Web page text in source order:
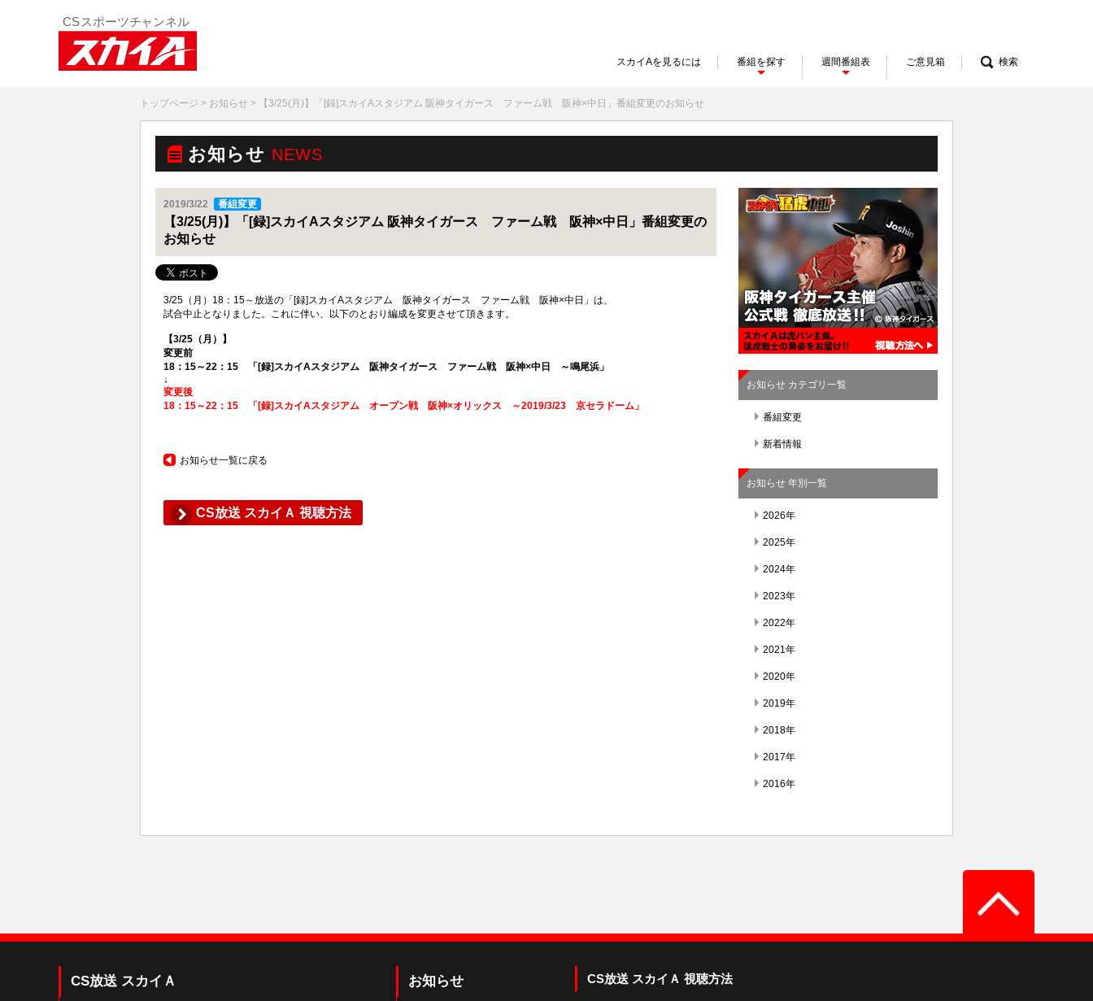
スカイAを見るには 番組を探す 週間番組表 ご意見箱 検索
トップページ > お知らせ > 【3/25(月)】「[録]スカイAスタジアム 阪神タイガース ファーム戦 阪神×中日」番組変更のお知らせ
お知らせ NEWS
2019/3/22 番組変更
【3/25(月)】「[録]スカイAスタジアム 阪神タイガース ファーム戦 阪神×中日」番組変更の
お知らせ
3/25（月）18：15～放送の「[録]スカイAスタジアム 阪神タイガース ファーム戦 阪神×中日」は、
試合中止となりました。これに伴い、以下のとおり編成を変更させて頂きます。
【3/25（月）】
変更前
18：15～22：15 「[録]スカイAスタジアム 阪神タイガース ファーム戦 阪神×中日 ～鳴尾浜」
↓
変更後
18：15～22：15 「[録]スカイAスタジアム オープン戦 阪神×オリックス ～2019/3/23 京セラドーム」
お知らせ一覧に戻る
CS放送 スカイＡ 視聴方法
お知らせ カテゴリ一覧
番組変更
新着情報
お知らせ 年別一覧
2026年
2025年
2024年
2023年
2022年
2021年
2020年
2019年
2018年
2017年
2016年
CS放送 スカイＡ お知らせ CS放送 スカイＡ 視聴方法